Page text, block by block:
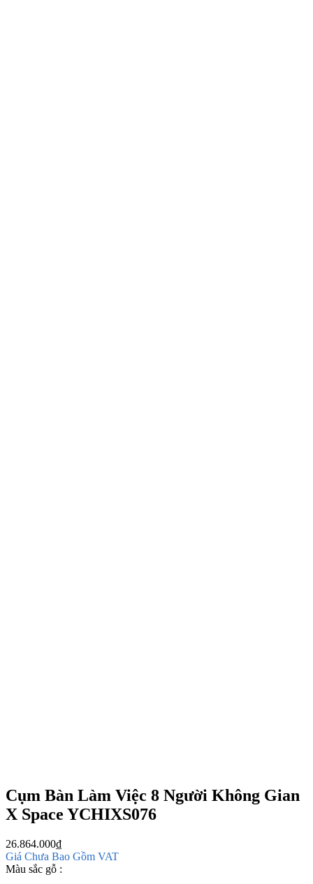
Cụm Bàn Làm Việc 8 Người Không Gian
X Space YCHIXS076
26.864.000₫
Giá Chưa Bao Gồm VAT
Màu sắc gỗ :